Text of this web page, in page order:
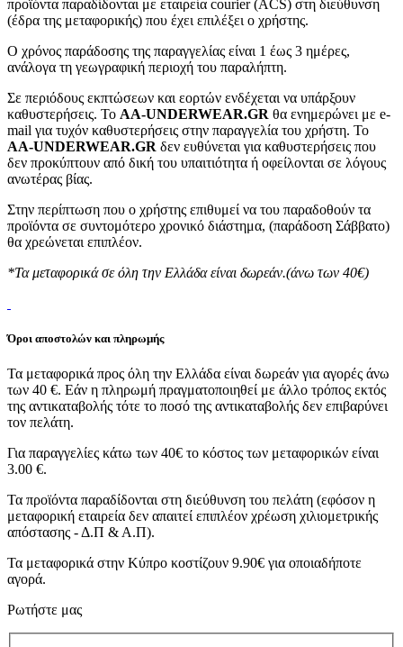
προϊόντα παραδίδονται με εταιρεία courier (ACS) στη διεύθυνση
(έδρα της μεταφορικής) που έχει επιλέξει ο χρήστης.
Ο χρόνος παράδοσης της παραγγελίας είναι 1 έως 3 ημέρες,
ανάλογα τη γεωγραφική περιοχή του παραλήπτη.
Σε περιόδους εκπτώσεων και εορτών ενδέχεται να υπάρξουν
καθυστερήσεις. Το AA-UNDERWEAR.GR θα ενημερώνει με e-
mail για τυχόν καθυστερήσεις στην παραγγελία του χρήστη. Το
AA-UNDERWEAR.GR δεν ευθύνεται για καθυστερήσεις που
δεν προκύπτουν από δική του υπαιτιότητα ή οφείλονται σε λόγους
ανωτέρας βίας.
Στην περίπτωση που ο χρήστης επιθυμεί να του παραδοθούν τα
προϊόντα σε συντομότερο χρονικό διάστημα, (παράδοση Σάββατο)
θα χρεώνεται επιπλέον.
*Τα μεταφορικά σε όλη την Ελλάδα είναι δωρεάν.(άνω των 40€)
Όροι αποστολών και πληρωμής
Τα μεταφορικά προς όλη την Ελλάδα είναι δωρεάν για αγορές άνω
των 40 €. Εάν η πληρωμή πραγματοποιηθεί με άλλο τρόπος εκτός
της αντικαταβολής τότε το ποσό της αντικαταβολής δεν επιβαρύνει
τον πελάτη.
Για παραγγελίες κάτω των 40€ το κόστος των μεταφορικών είναι
3.00 €.
Τα προϊόντα παραδίδονται στη διεύθυνση του πελάτη (εφόσον η
μεταφορική εταιρεία δεν απαιτεί επιπλέον χρέωση χιλιομετρικής
απόστασης - Δ.Π & Α.Π).
Τα μεταφορικά στην Κύπρο κοστίζουν 9.90€ για οποιαδήποτε
αγορά.
Ρωτήστε μας